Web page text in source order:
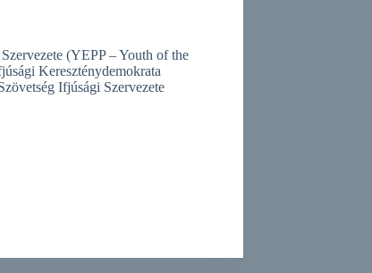
(YEPP – Youth of the
Kereszténydemokrata
Ifjúsági Szervezete